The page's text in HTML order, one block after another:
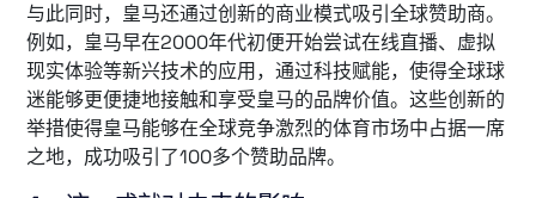
与此同时，皇马还通过创新的商业模式吸引全球赞助商。
例如，皇马早在2000年代初便开始尝试在线直播、虚拟
现实体验等新兴技术的应用，通过科技赋能，使得全球球
迷能够更便捷地接触和享受皇马的品牌价值。这些创新的
举措使得皇马能够在全球竞争激烈的体育市场中占据一席
之地，成功吸引了100多个赞助品牌。